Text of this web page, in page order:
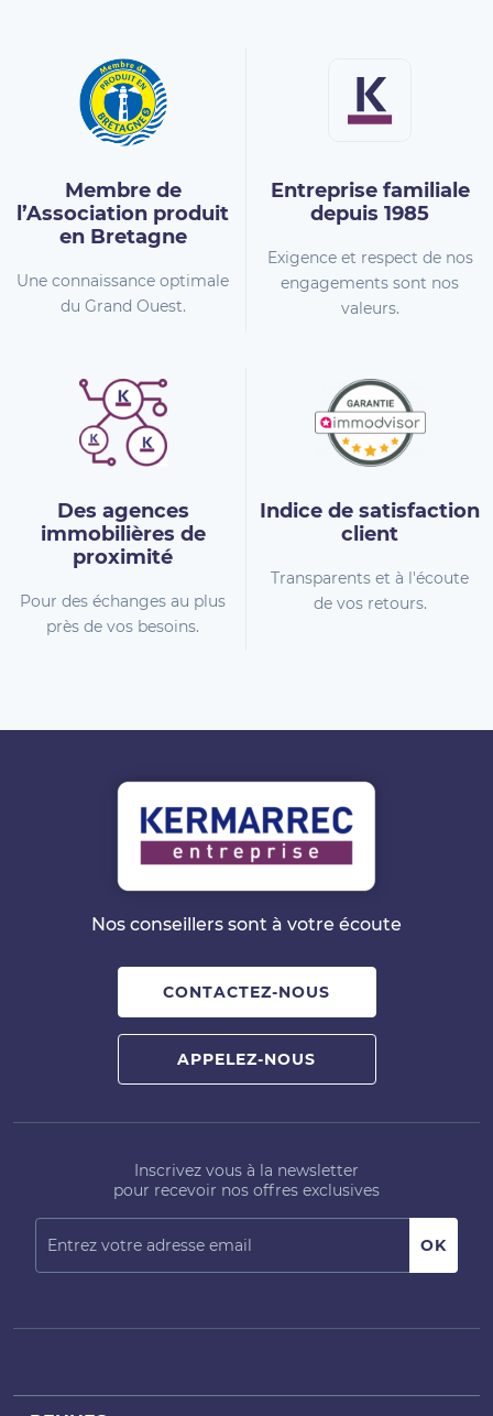
Membre de
l’Association produit
en Bretagne
Une connaissance optimale
du Grand Ouest.
Entreprise familiale
depuis 1985
Exigence et respect de nos
engagements sont nos
valeurs.
Des agences
immobilières de
proximité
Pour des échanges au plus
près de vos besoins.
Indice de satisfaction
client
Transparents et à l'écoute
de vos retours.
Nos conseillers sont à votre écoute
CONTACTEZ-NOUS
APPELEZ-NOUS
Inscrivez vous à la newsletter
pour recevoir nos offres exclusives